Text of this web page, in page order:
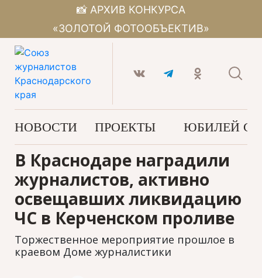
📸 АРХИВ КОНКУРСА
«ЗОЛОТОЙ ФОТООБЪЕКТИВ»
НОВОСТИ ПРОЕКТЫ ЮБИЛЕЙ
В Краснодаре наградили
журналистов, активно
освещавших ликвидацию
ЧС в Керченском проливе
Торжественное мероприятие прошлое в
краевом Доме журналистики